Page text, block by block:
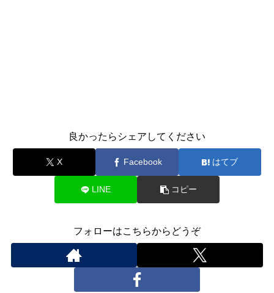
良かったらシェアしてください
X Facebook はてブ
LINE コピー
フォローはこちらからどうぞ